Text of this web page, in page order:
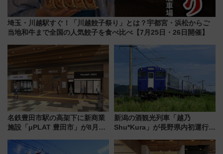
埼玉・川越駅すぐ！「川越餃子祭り」とは？宇都宮・浜松からご
当地和牛まで全国の人気餃子を食べ比べ【7月25日・26日開催】
名鉄豊田市駅の高架下に新商業
施設「μPLAT 豊田市」が8月26
たな玄関口へ
新潟の酒観光列車「越乃
Shu*Kura」が長野県内初運行！
別企画